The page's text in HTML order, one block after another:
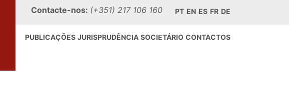
Contacte-nos: (+351) 217 106 160 PT EN ES FR DE
PUBLICAÇÕES JURISPRUDÊNCIA SOCIETÁRIO CONTACTOS